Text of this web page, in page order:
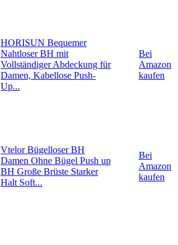
HORISUN Bequemer
Nahtloser BH mit
Vollständiger Abdeckung für
Damen, Kabellose Push-
Up...
Bei
Amazon
kaufen
Vtelor Bügelloser BH
Damen Ohne Bügel Push up
BH Große Brüste Starker
Halt Soft...
Bei
Amazon
kaufen